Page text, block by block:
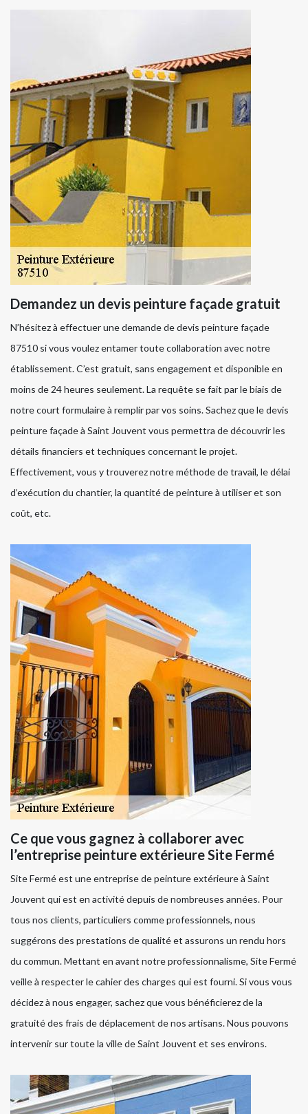
Demandez un devis peinture façade gratuit
N’hésitez à effectuer une demande de devis peinture façade
87510 si vous voulez entamer toute collaboration avec notre
établissement. C’est gratuit, sans engagement et disponible en
moins de 24 heures seulement. La requête se fait par le biais de
notre court formulaire à remplir par vos soins. Sachez que le devis
peinture façade à Saint Jouvent vous permettra de découvrir les
détails financiers et techniques concernant le projet.
Effectivement, vous y trouverez notre méthode de travail, le délai
d’exécution du chantier, la quantité de peinture à utiliser et son
coût, etc.
Ce que vous gagnez à collaborer avec
l’entreprise peinture extérieure Site Fermé
Site Fermé est une entreprise de peinture extérieure à Saint
Jouvent qui est en activité depuis de nombreuses années. Pour
tous nos clients, particuliers comme professionnels, nous
suggérons des prestations de qualité et assurons un rendu hors
du commun. Mettant en avant notre professionnalisme, Site Fermé
veille à respecter le cahier des charges qui est fourni. Si vous vous
décidez à nous engager, sachez que vous bénéficierez de la
gratuité des frais de déplacement de nos artisans. Nous pouvons
intervenir sur toute la ville de Saint Jouvent et ses environs.